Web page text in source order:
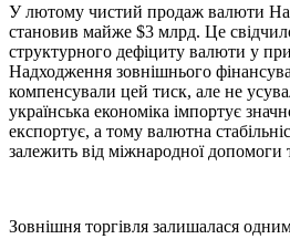
У лютому чистий продаж валюти
становив майже $3 млрд. Це
структурного дефіциту валюти у
Надходження зовнішнього
компенсували цей тиск, але не
українська економіка імпортує
експортує, а тому валютна
залежить від міжнародної допомоги
Зовнішня торгівля залишалася